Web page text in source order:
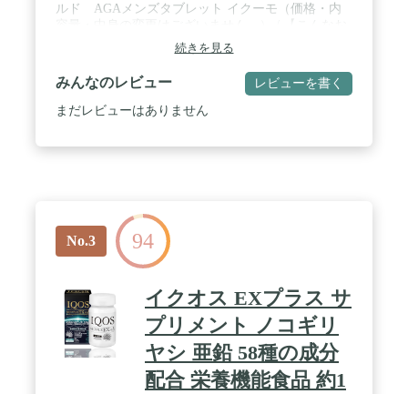
ルド AGAメンズタブレット イクーモ（価格・内
悩み抱えていませんか？】●色々と気を使っている
のに実感を得られない・・・。～それは必要な栄養
素が不足しているかもしれません。～ / 【髪の構成
から生成まで考えた栄養成分の配合】〚L‐カルニチ
ン〛〚L-シスチン〛〚亜鉛〛〚難消化デキストリ
アシン 60mg、パントテン酸 30mg、葉酸 200μg、ビ
オチン 500μg、銅 6mg、セレン 35μg、ヨウ素 150μg
続きを見る
みんなのレビュー レビューを書く
まだレビューはありません
No.3 94
イクオス EXプラス サ
プリメント ノコギリ
ヤシ 亜鉛 58種の成分
配合 栄養機能食品 約1